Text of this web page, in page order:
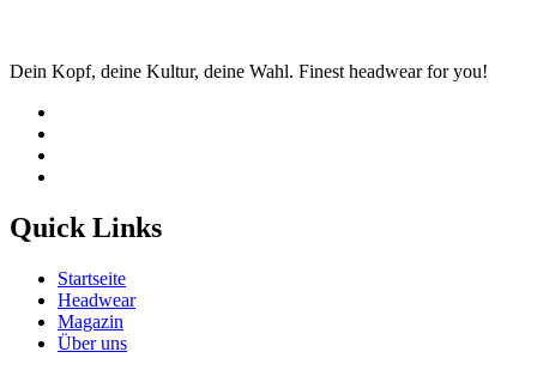
Dein Kopf, deine Kultur, deine Wahl. Finest headwear for you!
Quick Links
Startseite
Headwear
Magazin
Über uns